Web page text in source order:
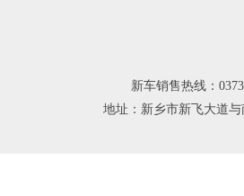
新车销售热线：
地址：新乡市新飞大道